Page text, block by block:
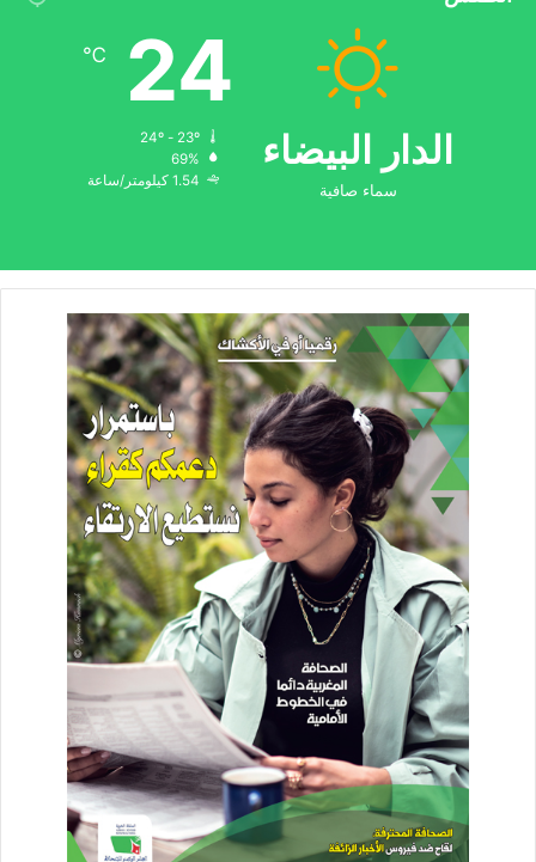
الدار البيضاء
سماء صافية
24
℃
69%
1.54 كيلومتر/ساعة